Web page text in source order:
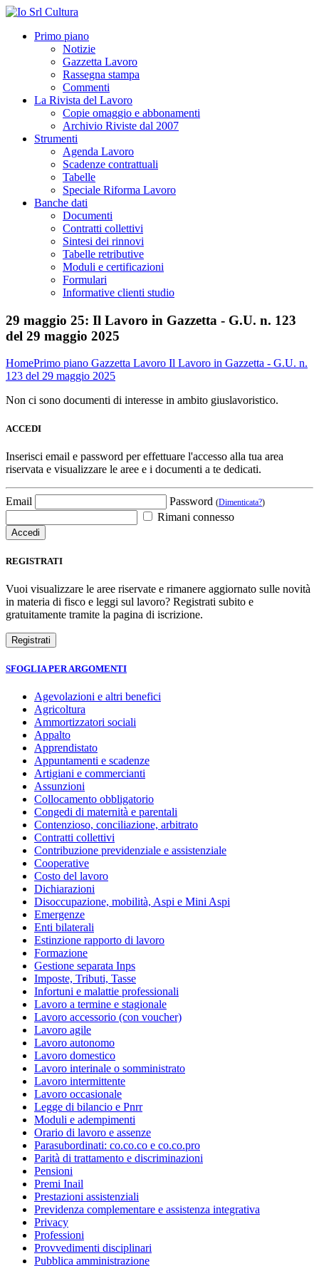
Primo piano
Notizie
Gazzetta Lavoro
Rassegna stampa
Commenti
La Rivista del Lavoro
Copie omaggio e abbonamenti
Archivio Riviste dal 2007
Strumenti
Agenda Lavoro
Scadenze contrattuali
Tabelle
Speciale Riforma Lavoro
Banche dati
Documenti
Contratti collettivi
Sintesi dei rinnovi
Tabelle retributive
Moduli e certificazioni
Formulari
Informative clienti studio
29 maggio 25: Il Lavoro in Gazzetta - G.U. n. 123
del 29 maggio 2025
HomePrimo piano Gazzetta Lavoro Il Lavoro in Gazzetta - G.U. n.
123 del 29 maggio 2025
Non ci sono documenti di interesse in ambito giuslavoristico.
ACCEDI
Inserisci email e password per effettuare l'accesso alla tua area
riservata e visualizzare le aree e i documenti a te dedicati.
Email Password (Dimenticata?)
Rimani connesso
REGISTRATI
Vuoi visualizzare le aree riservate e rimanere aggiornato sulle novità
in materia di fisco e leggi sul lavoro? Registrati subito e
gratuitamente tramite la pagina di iscrizione.
SFOGLIA PER ARGOMENTI
Agevolazioni e altri benefici
Agricoltura
Ammortizzatori sociali
Appalto
Apprendistato
Appuntamenti e scadenze
Artigiani e commercianti
Assunzioni
Collocamento obbligatorio
Congedi di maternità e parentali
Contenzioso, conciliazione, arbitrato
Contratti collettivi
Contribuzione previdenziale e assistenziale
Cooperative
Costo del lavoro
Dichiarazioni
Disoccupazione, mobilità, Aspi e Mini Aspi
Emergenze
Enti bilaterali
Estinzione rapporto di lavoro
Formazione
Gestione separata Inps
Imposte, Tributi, Tasse
Infortuni e malattie professionali
Lavoro a termine e stagionale
Lavoro accessorio (con voucher)
Lavoro agile
Lavoro autonomo
Lavoro domestico
Lavoro interinale o somministrato
Lavoro intermittente
Lavoro occasionale
Legge di bilancio e Pnrr
Moduli e adempimenti
Orario di lavoro e assenze
Parasubordinati: co.co.co e co.co.pro
Parità di trattamento e discriminazioni
Pensioni
Premi Inail
Prestazioni assistenziali
Previdenza complementare e assistenza integrativa
Privacy
Professioni
Provvedimenti disciplinari
Pubblica amministrazione